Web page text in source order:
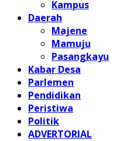
Kampus
Daerah
Majene
Mamuju
Pasangkayu
Kabar Desa
Parlemen
Pendidikan
Peristiwa
Politik
ADVERTORIAL